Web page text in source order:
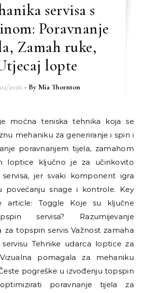
servisa s
Poravnanje
Zamah ruke,
lopte
2026 - By Mia Thornton
mehaniku za generiranje i spin i
poravnanjem tijela, zamahom
loptice ključno je za učinkovito
jer svaki komponent igra
povećanju snage i kontrole. Key
article: Toggle Koje su ključne
servisa? Razumijevanje
za topspin servis Važnost zamaha
Tehnike udarca loptice za
pomagala za mehaniku
pogreške u izvođenju topspin
poravnanje tijela za